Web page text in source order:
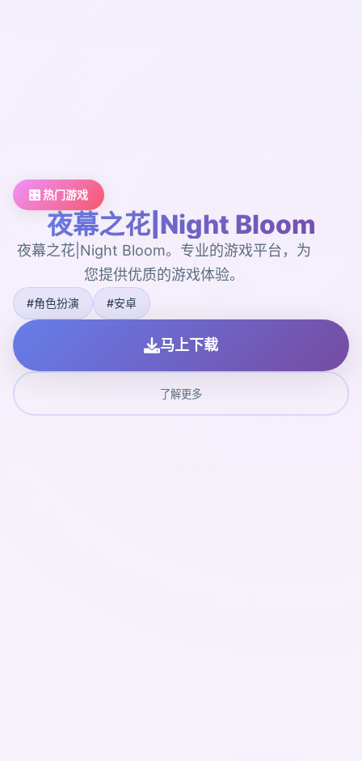
🎛️ 热门游戏
夜幕之花|Night Bloom
夜幕之花|Night Bloom。专业的游戏平台，为
您提供优质的游戏体验。
#角色扮演 #安卓
马上下载
了解更多